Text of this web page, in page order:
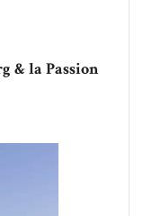
& la Passion